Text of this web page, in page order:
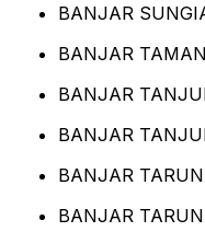
BANJAR
BANJAR
BANJAR
BANJAR
BANJAR
BANJAR